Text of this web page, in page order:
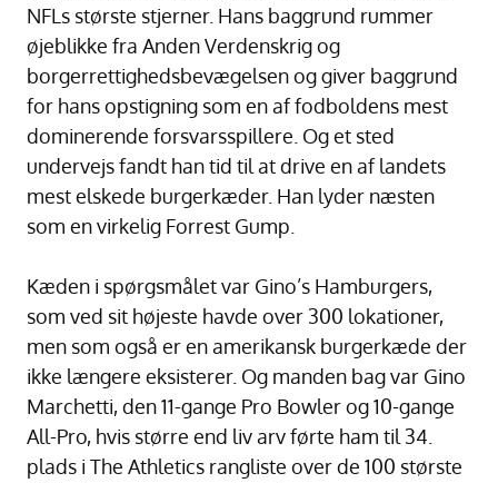
NFLs største stjerner. Hans baggrund rummer
øjeblikke fra Anden Verdenskrig og
borgerrettighedsbevægelsen og giver baggrund
for hans opstigning som en af fodboldens mest
dominerende forsvarsspillere. Og et sted
undervejs fandt han tid til at drive en af landets
mest elskede burgerkæder. Han lyder næsten
som en virkelig Forrest Gump.
Kæden i spørgsmålet var Gino’s Hamburgers,
som ved sit højeste havde over 300 lokationer,
men som også er en amerikansk burgerkæde der
ikke længere eksisterer. Og manden bag var Gino
Marchetti, den 11-gange Pro Bowler og 10-gange
All-Pro, hvis større end liv arv førte ham til 34.
plads i The Athletics rangliste over de 100 største